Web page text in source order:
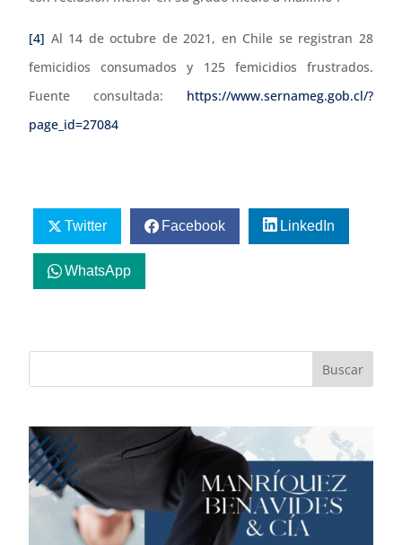
[4] Al 14 de octubre de 2021, en Chile se registran 28
femicidios consumados y 125 femicidios frustrados.
Fuente consultada: https://www.sernameg.gob.cl/?
page_id=27084
Twitter Facebook LinkedIn
WhatsApp